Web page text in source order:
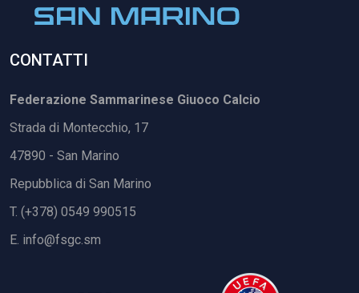
CONTATTI
Federazione Sammarinese Giuoco Calcio
Strada di Montecchio, 17
47890 - San Marino
Repubblica di San Marino
T. (+378) 0549 990515
E. info@fsgc.sm